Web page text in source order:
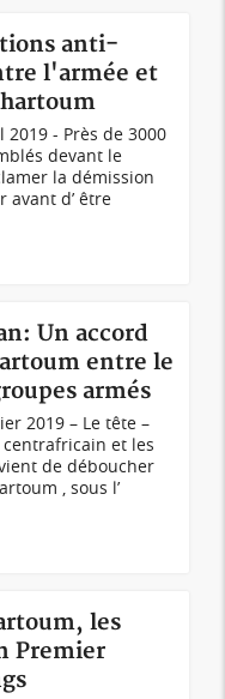
anti-
l'armée et
- Près de 3000
devant le
la démission
avant d’ être
Un accord
entre le
armés
2019 – Le tête –
et les
de déboucher
, sous l’
les
Premier